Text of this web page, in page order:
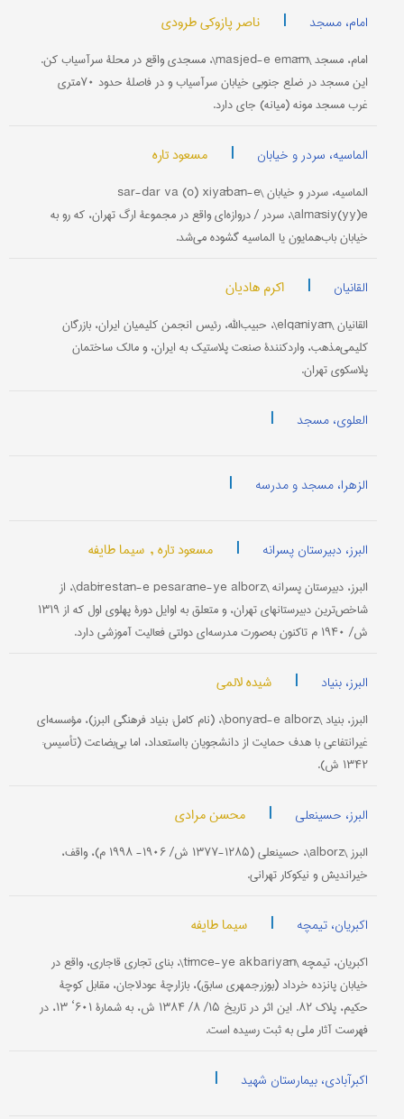
امام، مسجد | ناصر پازوکی طرودی
امام، مسجد \masjed-e emām\، مسجدی واقع در محلۀ سرآسیاب کن.
این مسجد در ضلع جنوبی خیابان سرآسیاب و در فاصلۀ حدود ۷۰متری
غرب مسجد مونه (میانه) جای دارد.
الماسیه، سردر و خیابان | مسعود تاره
الماسیه، سردر و خیابان \sar-dar va (o) xiyābān-e
almāsiy(yy)e\، سردر / دروازه‌ای واقع در مجموعۀ ارگ تهران، که رو به
خیابان باب‌همایون یا الماسیه گشوده می‌شد.
القانیان | اکرم هادیان
القانیان \elqāniyān\، حبیب‌الله، رئیس انجمن کلیمیان ایران، بازرگان
کلیمی‌مذهب، واردکنندۀ صنعت پلاستیک به ایران، و مالک ساختمان
پلاسکوی تهران.
العلوی، مسجد |
الزهرا، مسجد و مدرسه |
البرز، دبیرستان پسرانه | مسعود تاره , سیما طایفه
البرز، دبیرستان پسرانه \dabīrestān-e pesarāne-ye alborz\، از
شاخص‌ترین دبیرستانهای تهران، و متعلق به اوایل دورۀ پهلوی اول که از ۱۳۱۹
ش/ ۱۹۴۰ م تاکنون به‌صورت مدرسه‌ای دولتی فعالیت آموزشی دارد.
البرز، بنیاد | شیده لالمی
البرز، بنیاد \bonyād-e alborz\، (نام کامل: بنیاد فرهنگی البرز)، مؤسسه‌ای
غیرانتفاعی با هدف حمایت از دانشجویان با‌استعداد، اما بی‌بضاعت (تأسیس:
۱۳۴۲ ش).
البرز، حسینعلی | محسن مرادی
البرز \alborz\، حسینعلی (۱۲۸۵-۱۳۷۷ ش/ ۱۹۰۶- ۱۹۹۸ م)، واقف،
خیراندیش و نیکوکار تهرانی.
اکبریان، تیمچه | سیما طایفه
اکبریان، تیمچه \tīmče-ye akbariyān\، بنای تجاری قاجاری، واقع در
خیابان پانزده خرداد (بوزرجمهری سابق)، بازارچۀ عودلاجان، مقابل کوچۀ
حکیم، پلاک ۸۲. این اثر در تاریخ ۱۵/ ۸/ ۱۳۸۴ ش، به شمارۀ ۶۰۱‘ ۱۳، در
فهرست آثار ملی به ثبت رسیده است.
اکبرآبادی، بیمارستان شهید |